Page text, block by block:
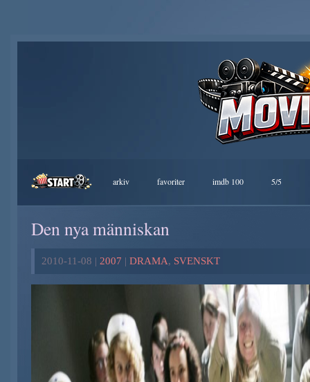
arkiv favoriter imdb 100 5/5
Den nya människan
2010-11-08 | 2007 | DRAMA, SVENSKT